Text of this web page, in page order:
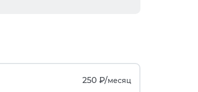
250 ₽/месяц